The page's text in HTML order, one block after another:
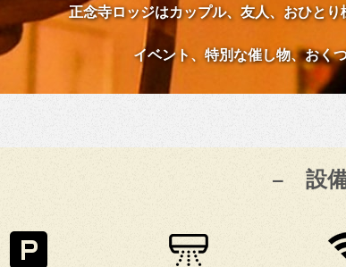
正念寺ロッジはカップル、友人、おひと
イベント、特別な催し物、おく
− 設